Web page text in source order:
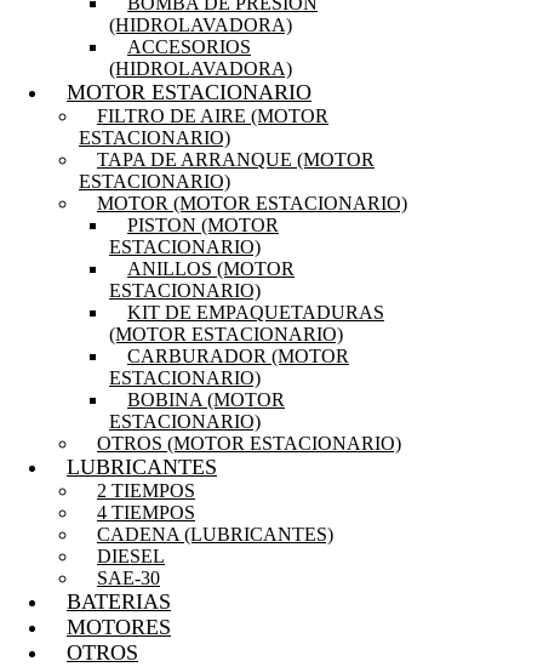
(HIDROLAVADORA)
ACCESORIOS
(HIDROLAVADORA)
MOTOR ESTACIONARIO
FILTRO DE AIRE (MOTOR
ESTACIONARIO)
TAPA DE ARRANQUE (MOTOR
ESTACIONARIO)
MOTOR (MOTOR ESTACIONARIO)
PISTON (MOTOR
ESTACIONARIO)
ANILLOS (MOTOR
ESTACIONARIO)
KIT DE EMPAQUETADURAS
(MOTOR ESTACIONARIO)
CARBURADOR (MOTOR
ESTACIONARIO)
BOBINA (MOTOR
ESTACIONARIO)
OTROS (MOTOR ESTACIONARIO)
LUBRICANTES
2 TIEMPOS
4 TIEMPOS
CADENA (LUBRICANTES)
DIESEL
SAE-30
BATERIAS
MOTORES
OTROS